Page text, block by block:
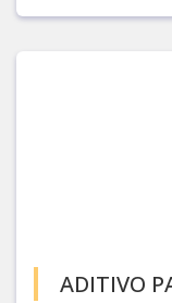
ADITIVO